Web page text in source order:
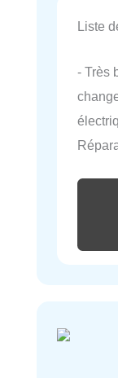
Liste
- Très